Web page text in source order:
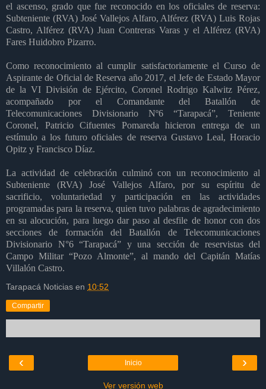
el ascenso, grado que fue reconocido en los oficiales de reserva:
Subteniente (RVA) José Vallejos Alfaro, Alférez (RVA) Luis Rojas
Castro, Alférez (RVA) Juan Contreras Varas y el Alférez (RVA)
Fares Huidobro Pizarro.
Como reconocimiento al cumplir satisfactoriamente el Curso de
Aspirante de Oficial de Reserva año 2017, el Jefe de Estado Mayor
de la VI División de Ejército, Coronel Rodrigo Kalwitz Pérez,
acompañado por el Comandante del Batallón de
Telecomunicaciones Divisionario Nº6 “Tarapacá”, Teniente
Coronel, Patricio Cifuentes Pomareda hicieron entrega de un
estímulo a los futuro oficiales de reserva Gustavo Leal, Horacio
Opitz y Francisco Díaz.
La actividad de celebración culminó con un reconocimiento al
Subteniente (RVA) José Vallejos Alfaro, por su espíritu de
sacrificio, voluntariedad y participación en las actividades
programadas para la reserva, quien tuvo palabras de agradecimiento
en su alocución, para luego dar paso al desfile de honor con dos
secciones de formación del Batallón de Telecomunicaciones
Divisionario N°6 “Tarapacá” y una sección de reservistas del
Campo Militar “Pozo Almonte”, al mando del Capitán Matías
Villalón Castro.
Tarapacá Noticias en 10:52
Compartir
‹ ›
Inicio
Ver versión web